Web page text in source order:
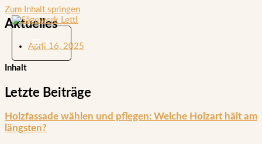
Zum Inhalt springen
Aktuelles
April 16, 2025
Inhalt
Letzte Beiträge
Holzfassade wählen und pflegen: Welche Holzart hält am
längsten?